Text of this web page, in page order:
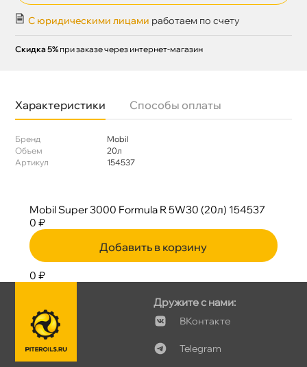
С юридическими лицами работаем по счету
Скидка 5% при заказе через интернет-магазин
Характеристики Способы оплаты
Бренд
Mobil
Объем
20л
Артикул
154537
Mobil Super 3000 Formula R 5W30 (20л) 154537
0 ₽
Добавить в корзину
0 ₽
Дружите с нами:
Контакте
Telegram